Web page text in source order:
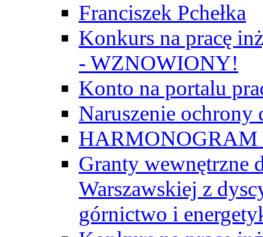
Franciszek Pchełka
Konkurs na pracę
- WZNOWIONY!
Konto na portalu
Naruszenie ochrony
Granty wewnętrzne
Warszawskiej z
górnictwo i